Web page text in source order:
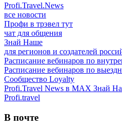
Profi.Travel.News
все новости
Профи в трэвел тут
чат для общения
Знай Наше
для регионов и создателей
Расписание вебинаров по
Расписание вебинаров по
Сообщество Loyalty
Profi.Travel News в MAX Знай
Profi.travel
В почте